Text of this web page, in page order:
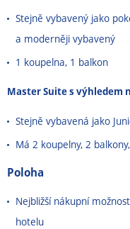
Stejně vybavený jako
a moderněji vybavený
1 koupelna, 1 balkon
Master Suite s výhledem
Stejně vybavená jako
Má 2 koupelny, 2
Poloha
Nejbližší nákupní
hotelu